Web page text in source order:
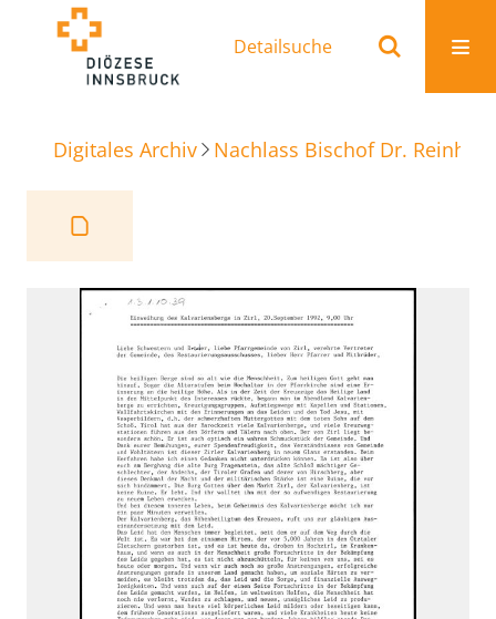
Detailsuche
Digitales Archiv Nachlass Bischof Dr.